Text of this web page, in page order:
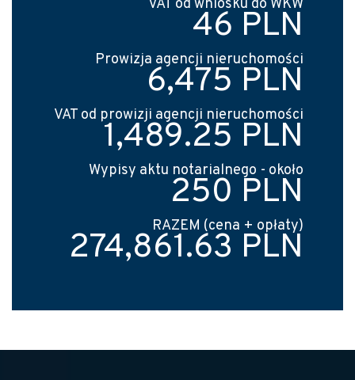
VAT od wniosku do WKW
46 PLN
Prowizja agencji nieruchomości
6,475 PLN
VAT od prowizji agencji nieruchomości
1,489.25 PLN
Wypisy aktu notarialnego - około
250 PLN
RAZEM (cena + opłaty)
274,861.63 PLN